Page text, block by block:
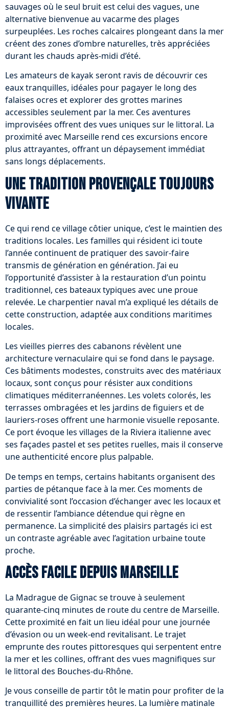
sauvages où le seul bruit est celui des vagues, une
alternative bienvenue au vacarme des plages
surpeuplées. Les roches calcaires plongeant dans la mer
créent des zones d’ombre naturelles, très appréciées
durant les chauds après-midi d’été.
Les amateurs de kayak seront ravis de découvrir ces
eaux tranquilles, idéales pour pagayer le long des
falaises ocres et explorer des grottes marines
accessibles seulement par la mer. Ces aventures
improvisées offrent des vues uniques sur le littoral. La
proximité avec Marseille rend ces excursions encore
plus attrayantes, offrant un dépaysement immédiat
sans longs déplacements.
Une tradition provençale toujours
vivante
Ce qui rend ce village côtier unique, c’est le maintien des
traditions locales. Les familles qui résident ici toute
l’année continuent de pratiquer des savoir-faire
transmis de génération en génération. J’ai eu
l’opportunité d’assister à la restauration d’un pointu
traditionnel, ces bateaux typiques avec une proue
relevée. Le charpentier naval m’a expliqué les détails de
cette construction, adaptée aux conditions maritimes
locales.
Les vieilles pierres des cabanons révèlent une
architecture vernaculaire qui se fond dans le paysage.
Ces bâtiments modestes, construits avec des matériaux
locaux, sont conçus pour résister aux conditions
climatiques méditerranéennes. Les volets colorés, les
terrasses ombragées et les jardins de figuiers et de
lauriers-roses offrent une harmonie visuelle reposante.
Ce port évoque les villages de la Riviera italienne avec
ses façades pastel et ses petites ruelles, mais il conserve
une authenticité encore plus palpable.
De temps en temps, certains habitants organisent des
parties de pétanque face à la mer. Ces moments de
convivialité sont l’occasion d’échanger avec les locaux et
de ressentir l’ambiance détendue qui règne en
permanence. La simplicité des plaisirs partagés ici est
un contraste agréable avec l’agitation urbaine toute
proche.
Accès facile depuis Marseille
La Madrague de Gignac se trouve à seulement
quarante-cinq minutes de route du centre de Marseille.
Cette proximité en fait un lieu idéal pour une journée
d’évasion ou un week-end revitalisant. Le trajet
emprunte des routes pittoresques qui serpentent entre
la mer et les collines, offrant des vues magnifiques sur
le littoral des Bouches-du-Rhône.
Je vous conseille de partir tôt le matin pour profiter de la
tranquillité des premières heures. La lumière matinale